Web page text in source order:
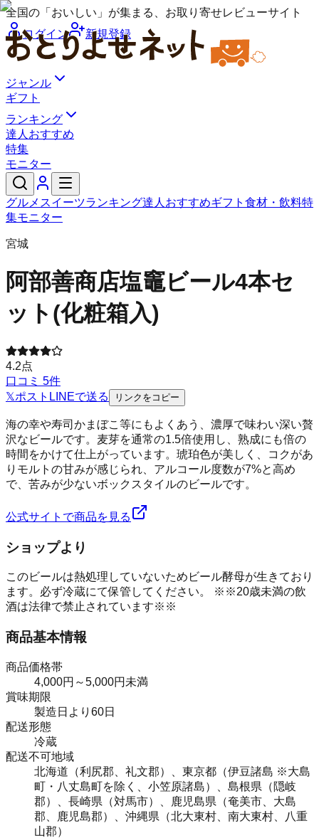
全国の「おいしい」が集まる、お取り寄せレビューサイト
ログイン
新規登録
ジャンル
ギフト
ランキング
達人おすすめ
特集
モニター
グルメ スイーツランキング達人おすすめギフト 食材・飲料特
集モニター
宮城
阿部善商店塩竈ビール4本セ
ット(化粧箱入)
4.2点
口コミ 5件
𝕏ポスト LINEで送る リンクをコピー
海の幸や寿司かまぼこ等にもよくあう、濃厚で味わい深い贅
沢なビールです。麦芽を通常の1.5倍使用し、熟成にも倍の
時間をかけて仕上がっています。琥珀色が美しく、コクがあ
りモルトの甘みが感じられ、アルコール度数が7%と高め
で、苦みが少ないボックスタイルのビールです。
公式サイトで商品を見る
ショップより
このビールは熱処理していないためビール酵母が生きており
ます。必ず冷蔵にて保管してください。 ※※20歳未満の飲
酒は法律で禁止されています※※
商品基本情報
商品価格帯
4,000円～5,000円未満
賞味期限
製造日より60日
配送形態
冷蔵
配送不可地域
北海道（利尻郡、礼文郡）、東京都（伊豆諸島 ※大島
町・八丈島町を除く、小笠原諸島）、島根県（隠岐
郡）、長崎県（対馬市）、鹿児島県（奄美市、大島
郡、鹿児島郡）、沖縄県（北大東村、南大東村、八重
山郡）